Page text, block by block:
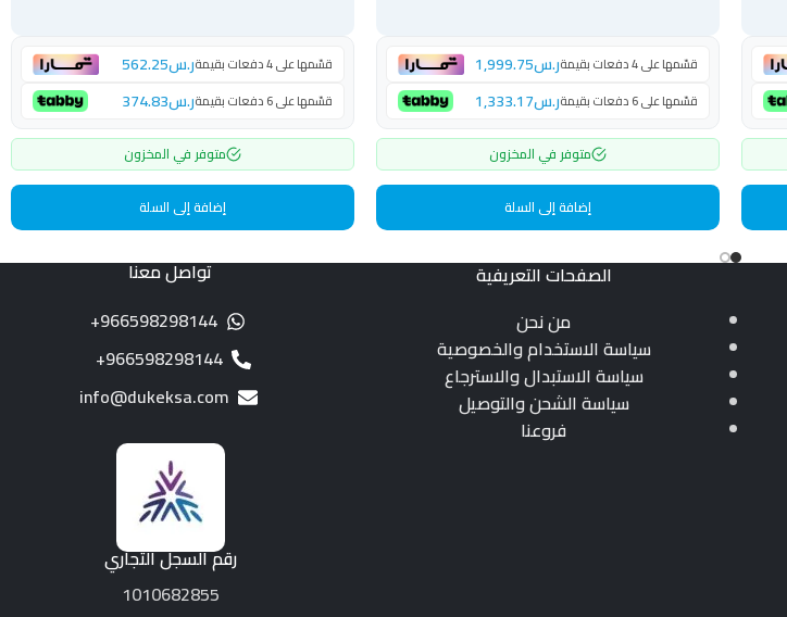
قسّمها على 4 دفعات بقيمة ر.س1,999.75
قسّمها على 6 دفعات بقيمة ر.س1,333.17
متوفر في المخزون
إضافة إلى السلة
قسّمها على 4 دفعات بقيمة ر.س562.25
قسّمها على 6 دفعات بقيمة ر.س374.83
متوفر في المخزون
إضافة إلى السلة
الصفحات التعريفية
من نحن
سياسة الاستخدام والخصوصية
سياسة الاستبدال والاسترجاع
سياسة الشحن والتوصيل
فروعنا
تواصل معنا
966598298144+
966598298144+
info@dukeksa.com
رقم السجل التجاري
1010682855